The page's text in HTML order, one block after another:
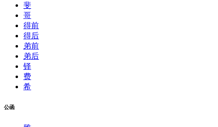
斐
哥
得前
得后
弟前
弟后
铎
费
希
公函